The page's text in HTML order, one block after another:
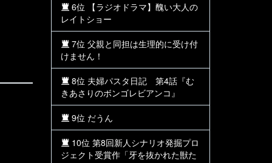
6位 【ラジオドラマ】醜い大人の
レイトショー
7位 父親と同担は生理的に受け付
けません！
8位 夫婦パスタ日記 第4話『む
きあさりのボンゴレビアンコ』
9位 だうん
10位 第8回新人シナリオ発掘プロ
ジェクト受賞作「牙を抜かれた獣た